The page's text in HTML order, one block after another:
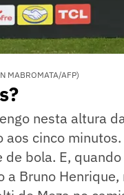
MABROMATA/AFP)
nesta altura
cinco
bola. E,
Bruno Henrique,